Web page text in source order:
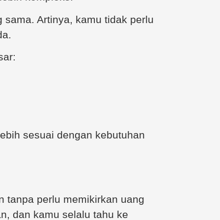
Artinya, kamu tidak perlu
sesuai dengan kebutuhan
tanpa perlu memikirkan uang
dan kamu selalu tahu ke